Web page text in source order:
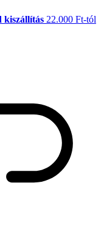
kiszállítás 22.000 Ft-tól